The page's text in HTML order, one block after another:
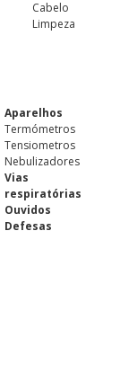
Cabelo
Limpeza
Aparelhos
Termómetros
Tensiometros
Nebulizadores
Vias
respiratórias
Ouvidos
Defesas